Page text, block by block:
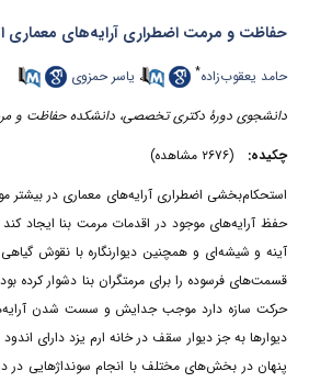
حفاظت و مرمت اضطراری آرایه‌های معماری
حامد یعقوب‌زاده* ، یاسر حمزوی
دانشجوی دورۀ دکتری تخصصی، دانشکده حفاظت و
چکیده:
(۲۶۷۶ مشاهده)
استحکام‌بخشی اضطراری آرایه‌های معماری در
حفظ آرایه‌های موجود در اقدمات مرمت بنا ایجاد
آینه و شیشه‌ای و همچنین دیوارنگاره با نقوش
قسمت‌های فرسوده را برای مرمتگران بنا دشوار
حرکت سازه دارد موجب جدایش و سست شدن
دیوارها به جز دیوار سقف در خانه ارم یزد دارای
پنهان در بخش‌های مختلف با انجام سونداژهایی در